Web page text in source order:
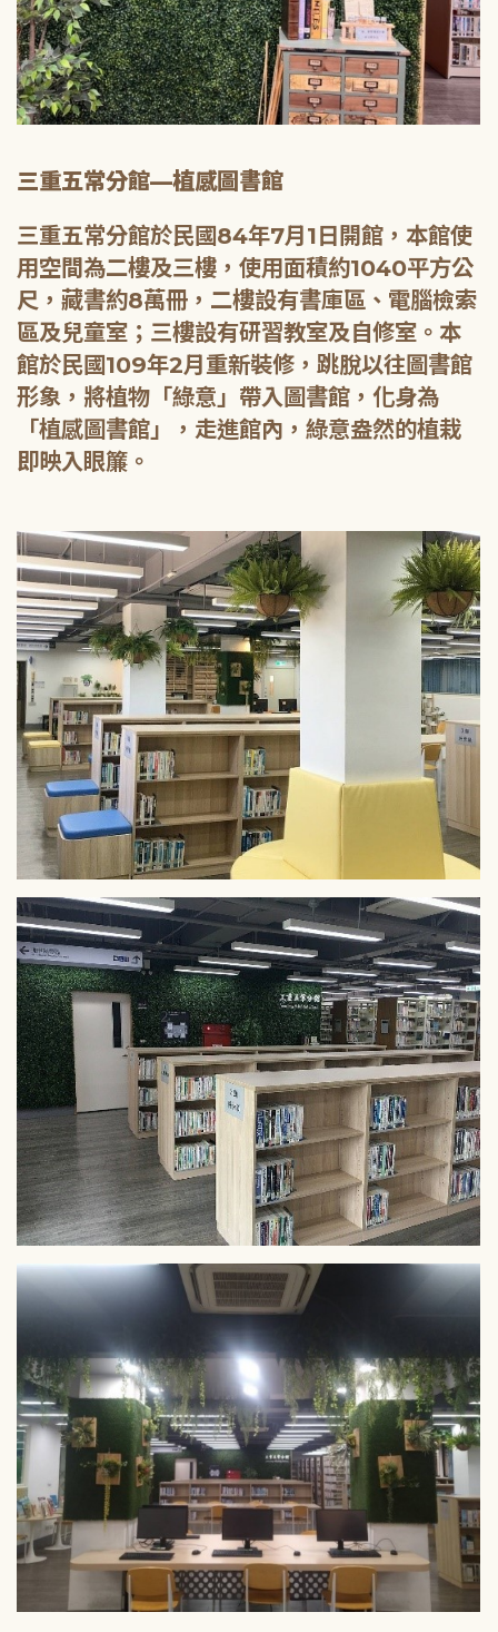
三重五常分館—植感圖書館
三重五常分館於民國84年7月1日開館，本館使
用空間為二樓及三樓，使用面積約1040平方公
尺，藏書約8萬冊，二樓設有書庫區、電腦檢索
區及兒童室；三樓設有研習教室及自修室。本
館於民國109年2月重新裝修，跳脫以往圖書館
形象，將植物「綠意」帶入圖書館，化身為
「植感圖書館」，走進館內，綠意盎然的植栽
即映入眼簾。